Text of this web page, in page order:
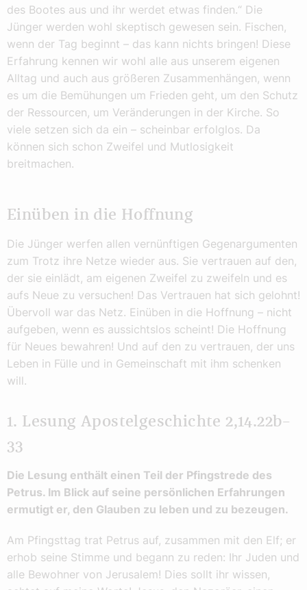
des Bootes aus und ihr werdet etwas finden.“ Die
Jünger werden wohl skeptisch gewesen sein. Fischen,
wenn der Tag beginnt – das kann nichts bringen! Diese
Erfahrung kennen wir wohl alle aus unserem eigenen
Alltag und auch aus größeren Zusammenhängen, wenn
es um die Bemühungen um Frieden geht, um den Schutz
der Ressourcen, um Veränderungen in der Kirche. So
viele setzen sich da ein – scheinbar erfolglos. Da
können sich schon Zweifel und Mutlosigkeit
breitmachen.
Einüben in die Hoffnung
Die Jünger werfen allen vernünftigen Gegenargumenten
zum Trotz ihre Netze wieder aus. Sie vertrauen auf den,
der sie einlädt, am eigenen Zweifel zu zweifeln und es
aufs Neue zu versuchen! Das Vertrauen hat sich gelohnt!
Übervoll war das Netz. Einüben in die Hoffnung – nicht
aufgeben, wenn es aussichtslos scheint! Die Hoffnung
für Neues bewahren! Und auf den zu vertrauen, der uns
Leben in Fülle und in Gemeinschaft mit ihm schenken
will.
1. Lesung Apostelgeschichte 2,14.22b–
33
Die Lesung enthält einen Teil der Pfingstrede des
Petrus. Im Blick auf seine persönlichen Erfahrungen
ermutigt er, den Glauben zu leben und zu bezeugen.
Am Pfingsttag trat Petrus auf, zusammen mit den Elf; er
erhob seine Stimme und begann zu reden: Ihr Juden und
alle Bewohner von Jerusalem! Dies sollt ihr wissen,